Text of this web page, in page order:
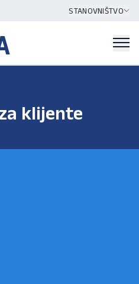
STANOVNIŠTVO
klijente